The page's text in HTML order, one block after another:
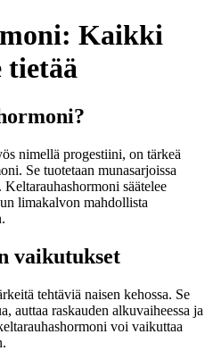
Kaikki
tietää
nimellä progestiini, on tärkeä
Se tuotetaan munasarjoissa
säätelee
limakalvon mahdollista
vaikutukset
tehtäviä naisen kehossa. Se
auttaa raskauden alkuvaiheessa ja
voi vaikuttaa